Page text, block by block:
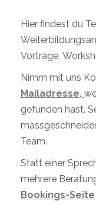
Hier findest du
Vorträge,
Nimm mit uns
Mailadresse,
gefunden hast.
Team.
Statt einer
mehrere
Bookings-Seite